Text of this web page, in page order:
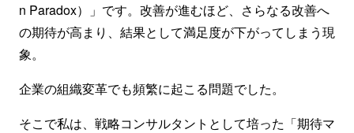
n Paradox）」です。改善が進むほど、さらなる改善へ
の期待が高まり、結果として満足度が下がってしまう現
象。
企業の組織変革でも頻繁に起こる問題でした。
そこで私は、戦略コンサルタントとして培った「期待マ